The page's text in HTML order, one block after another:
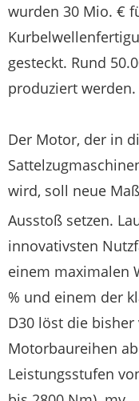
wurden 30 Mio. €
gesteckt. Rund
produziert werden.
Der Motor, der in
wird, soll neue
Ausstoß setzen.
innovativsten
einem maximalen
% und einem der
D30 löst die
Motorbaureihen
Leistungsstufen